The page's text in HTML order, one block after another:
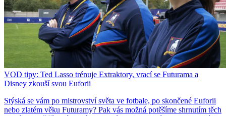
VOD tipy: Ted Lasso trénuje Extraktory, vrací se Futurama a
Disney zkouší svou Euforii
Stýská se vám po mistrovství světa ve fotbale, po skončené Euforii
nebo zlatém věku Futuramy? Pak vás možná potěšíme shrnutím těch